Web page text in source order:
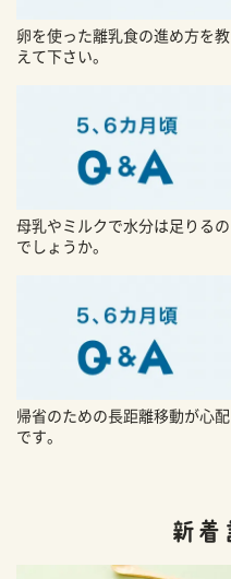
卵を使った離乳食の進め方を教
えて下さい。
母乳やミルクで水分は足りるの
でしょうか。
帰省のための長距離移動が心配
です。